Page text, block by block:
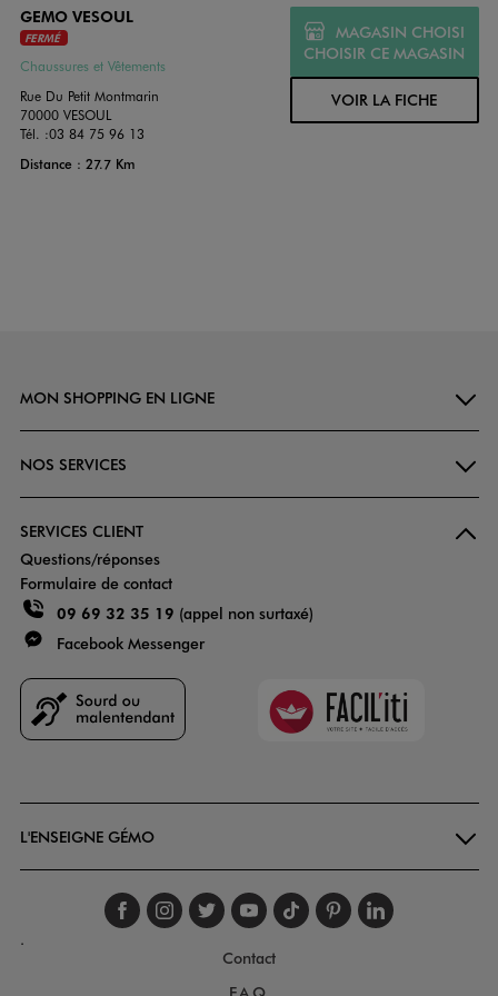
GEMO VESOUL
FERMÉ
Chaussures et Vêtements
Rue Du Petit Montmarin
70000 VESOUL
Tél. :03 84 75 96 13
Distance : 27.7 Km
MAGASIN CHOISI
CHOISIR CE MAGASIN
VOIR LA FICHE
MON SHOPPING EN LIGNE
NOS SERVICES
SERVICES CLIENT
Questions/réponses
Formulaire de contact
09 69 32 35 19 (appel non surtaxé)
Facebook Messenger
Faciliti
L'ENSEIGNE GÉMO
Suivez-nous sur
Suivez-nous sur
Suivez-nous sur
Suivez-nous
Suivez-nous
Suivez-
.
Contact